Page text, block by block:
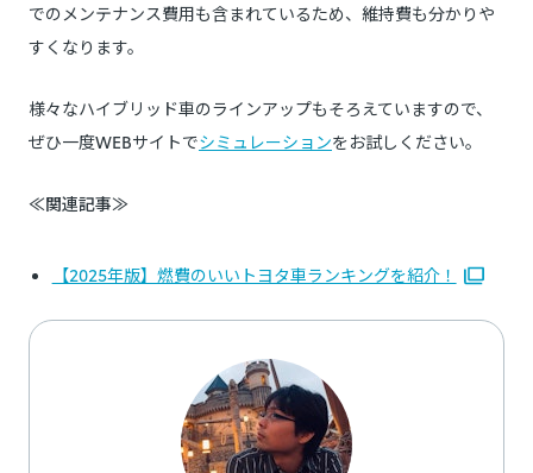
でのメンテナンス費用も含まれているため、維持費も分かりや
すくなります。
様々なハイブリッド車のラインアップもそろえていますので、
ぜひ一度WEBサイトでシミュレーションをお試しください。
≪関連記事≫
【2025年版】燃費のいいトヨタ車ランキングを紹介！